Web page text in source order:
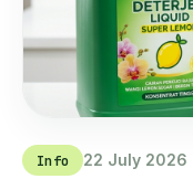
Info 22 July 2026